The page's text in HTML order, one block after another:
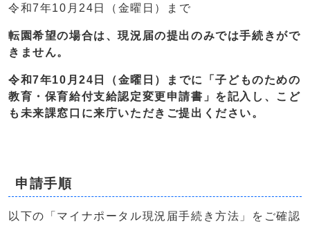
令和7年10月24日（金曜日）まで
転園希望の場合は、現況届の提出のみでは手続きがで
きません。
令和7年10月24日（金曜日）までに「子どものための
教育・保育給付支給認定変更申請書」を記入し、こど
も未来課窓口に来庁いただきご提出ください。
申請手順
以下の「マイナポータル現況届手続き方法」をご確認